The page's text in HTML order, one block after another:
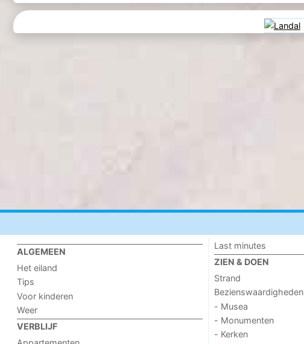
ALGEMEEN
Het eiland
Tips
Voor kinderen
Weer
VERBLIJF
Last minutes
ZIEN & DOEN
Strand
Bezienswaardigheden
- Musea
- Monumenten
- Kerken